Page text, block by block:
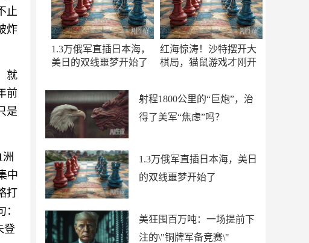
止
炸
就
前
是
中
打
登
1.3万俄军直插日本海，
美日的双线噩梦开始了
红海惊涛！沙特摆开大
棋局，猫鼠游戏才刚开
射程1800公里的“巨炮”，治
得了美军“焦虑”吗？
1.3万俄军直插日本海，美日
的双线噩梦开始了
美狂囤百万吨：一场提前下
注的\"铜牌军备竞赛\"